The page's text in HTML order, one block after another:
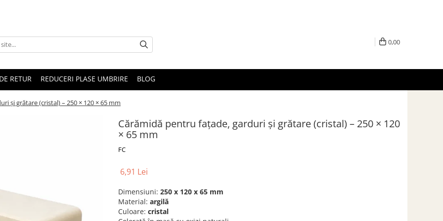
0,00
RETUR REDUCERI PLASE UMBRIRE BLOG
și grătare (cristal) – 250 × 120 × 65 mm
Cărămidă pentru fațade, garduri și grătare (cristal) – 250 × 120
× 65 mm
FC
6,91 Lei
Dimensiuni: 250 x 120 x 65 mm
Material: argilă
Culoare: cristal